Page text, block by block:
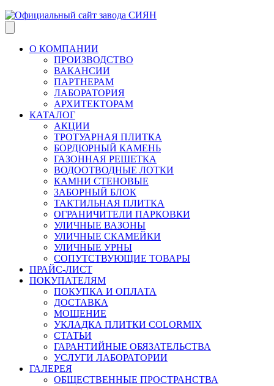
О КОМПАНИИ
ПРОИЗВОДСТВО
ВАКАНСИИ
ПАРТНЕРАМ
ЛАБОРАТОРИЯ
АРХИТЕКТОРАМ
КАТАЛОГ
АКЦИИ
ТРОТУАРНАЯ ПЛИТКА
БОРДЮРНЫЙ КАМЕНЬ
ГАЗОННАЯ РЕШЕТКА
ВОДООТВОДНЫЕ ЛОТКИ
КАМНИ СТЕНОВЫЕ
ЗАБОРНЫЙ БЛОК
ТАКТИЛЬНАЯ ПЛИТКА
ОГРАНИЧИТЕЛИ ПАРКОВКИ
УЛИЧНЫЕ ВАЗОНЫ
УЛИЧНЫЕ СКАМЕЙКИ
УЛИЧНЫЕ УРНЫ
СОПУТСТВУЮЩИЕ ТОВАРЫ
ПРАЙС-ЛИСТ
ПОКУПАТЕЛЯМ
ПОКУПКА И ОПЛАТА
ДОСТАВКА
МОЩЕНИЕ
УКЛАДКА ПЛИТКИ COLORMIX
СТАТЬИ
ГАРАНТИЙНЫЕ ОБЯЗАТЕЛЬСТВА
УСЛУГИ ЛАБОРАТОРИИ
ГАЛЕРЕЯ
ОБЩЕСТВЕННЫЕ ПРОСТРАНСТВА